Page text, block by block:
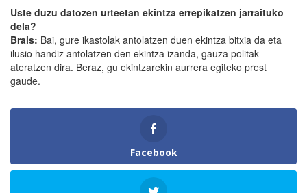
Uste duzu datozen urteetan ekintza errepikatzen jarraituko
dela?
Brais: Bai, gure ikastolak antolatzen duen ekintza bitxia da eta
ilusio handiz antolatzen den ekintza izanda, gauza politak
ateratzen dira. Beraz, gu ekintzarekin aurrera egiteko prest
gaude.
Facebook